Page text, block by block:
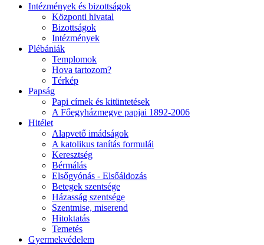
Intézmények és bizottságok
Központi hivatal
Bizottságok
Intézmények
Plébániák
Templomok
Hova tartozom?
Térkép
Papság
Papi címek és kitüntetések
A Főegyházmegye papjai 1892-2006
Hitélet
Alapvető imádságok
A katolikus tanítás formulái
Keresztség
Bérmálás
Elsőgyónás - Elsőáldozás
Betegek szentsége
Házasság szentsége
Szentmise, miserend
Hitoktatás
Temetés
Gyermekvédelem